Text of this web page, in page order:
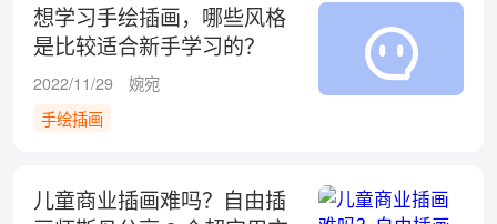
想学习手绘插画，哪些风格
是比较适合新手学习的？
2022/11/29
婉宛
手绘插画
儿童商业插画难吗？自由插